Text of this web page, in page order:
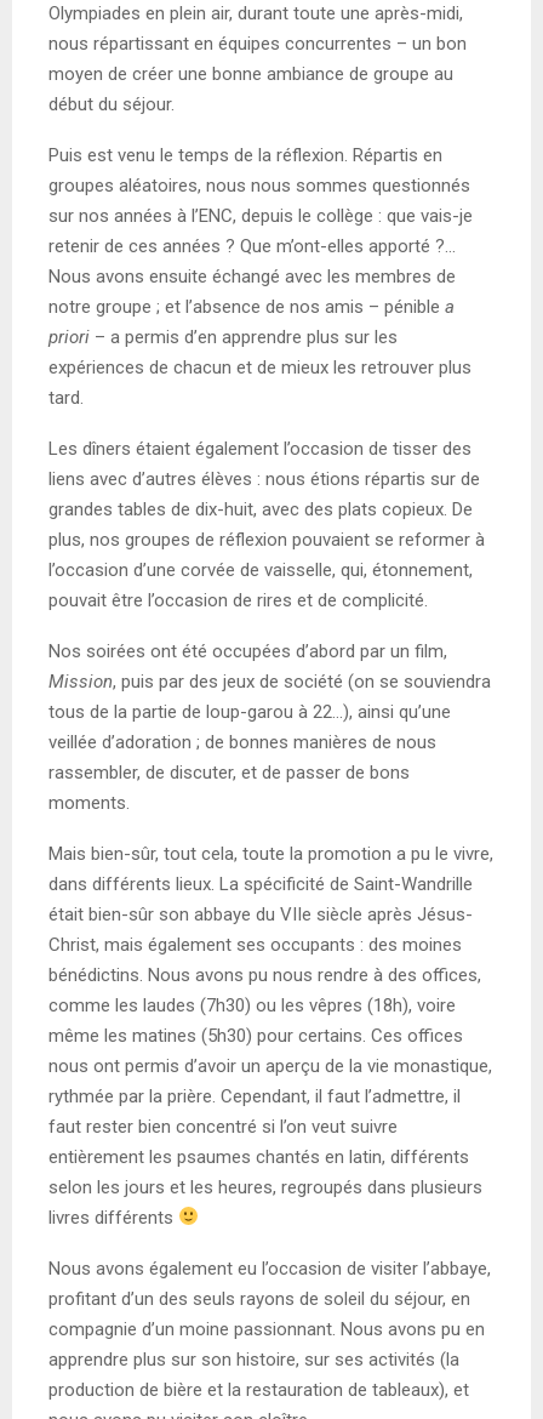
Olympiades en plein air, durant toute une après-midi,
nous répartissant en équipes concurrentes – un bon
moyen de créer une bonne ambiance de groupe au
début du séjour.
Puis est venu le temps de la réflexion. Répartis en
groupes aléatoires, nous nous sommes questionnés
sur nos années à l’ENC, depuis le collège : que vais-je
retenir de ces années ? Que m’ont-elles apporté ?…
Nous avons ensuite échangé avec les membres de
notre groupe ; et l’absence de nos amis – pénible a
priori – a permis d’en apprendre plus sur les
expériences de chacun et de mieux les retrouver plus
tard.
Les dîners étaient également l’occasion de tisser des
liens avec d’autres élèves : nous étions répartis sur de
grandes tables de dix-huit, avec des plats copieux. De
plus, nos groupes de réflexion pouvaient se reformer à
l’occasion d’une corvée de vaisselle, qui, étonnement,
pouvait être l’occasion de rires et de complicité.
Nos soirées ont été occupées d’abord par un film,
Mission, puis par des jeux de société (on se souviendra
tous de la partie de loup-garou à 22…), ainsi qu’une
veillée d’adoration ; de bonnes manières de nous
rassembler, de discuter, et de passer de bons
moments.
Mais bien-sûr, tout cela, toute la promotion a pu le vivre,
dans différents lieux. La spécificité de Saint-Wandrille
était bien-sûr son abbaye du VIIe siècle après Jésus-
Christ, mais également ses occupants : des moines
bénédictins. Nous avons pu nous rendre à des offices,
comme les laudes (7h30) ou les vêpres (18h), voire
même les matines (5h30) pour certains. Ces offices
nous ont permis d’avoir un aperçu de la vie monastique,
rythmée par la prière. Cependant, il faut l’admettre, il
faut rester bien concentré si l’on veut suivre
entièrement les psaumes chantés en latin, différents
selon les jours et les heures, regroupés dans plusieurs
livres différents
Nous avons également eu l’occasion de visiter l’abbaye,
profitant d’un des seuls rayons de soleil du séjour, en
compagnie d’un moine passionnant. Nous avons pu en
apprendre plus sur son histoire, sur ses activités (la
production de bière et la restauration de tableaux), et